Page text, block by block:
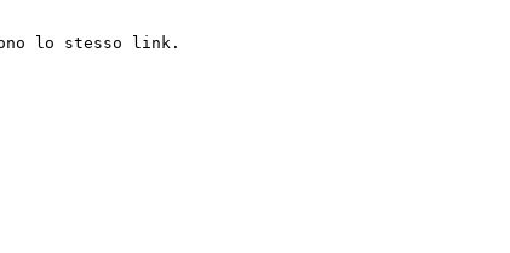
lo stesso link.